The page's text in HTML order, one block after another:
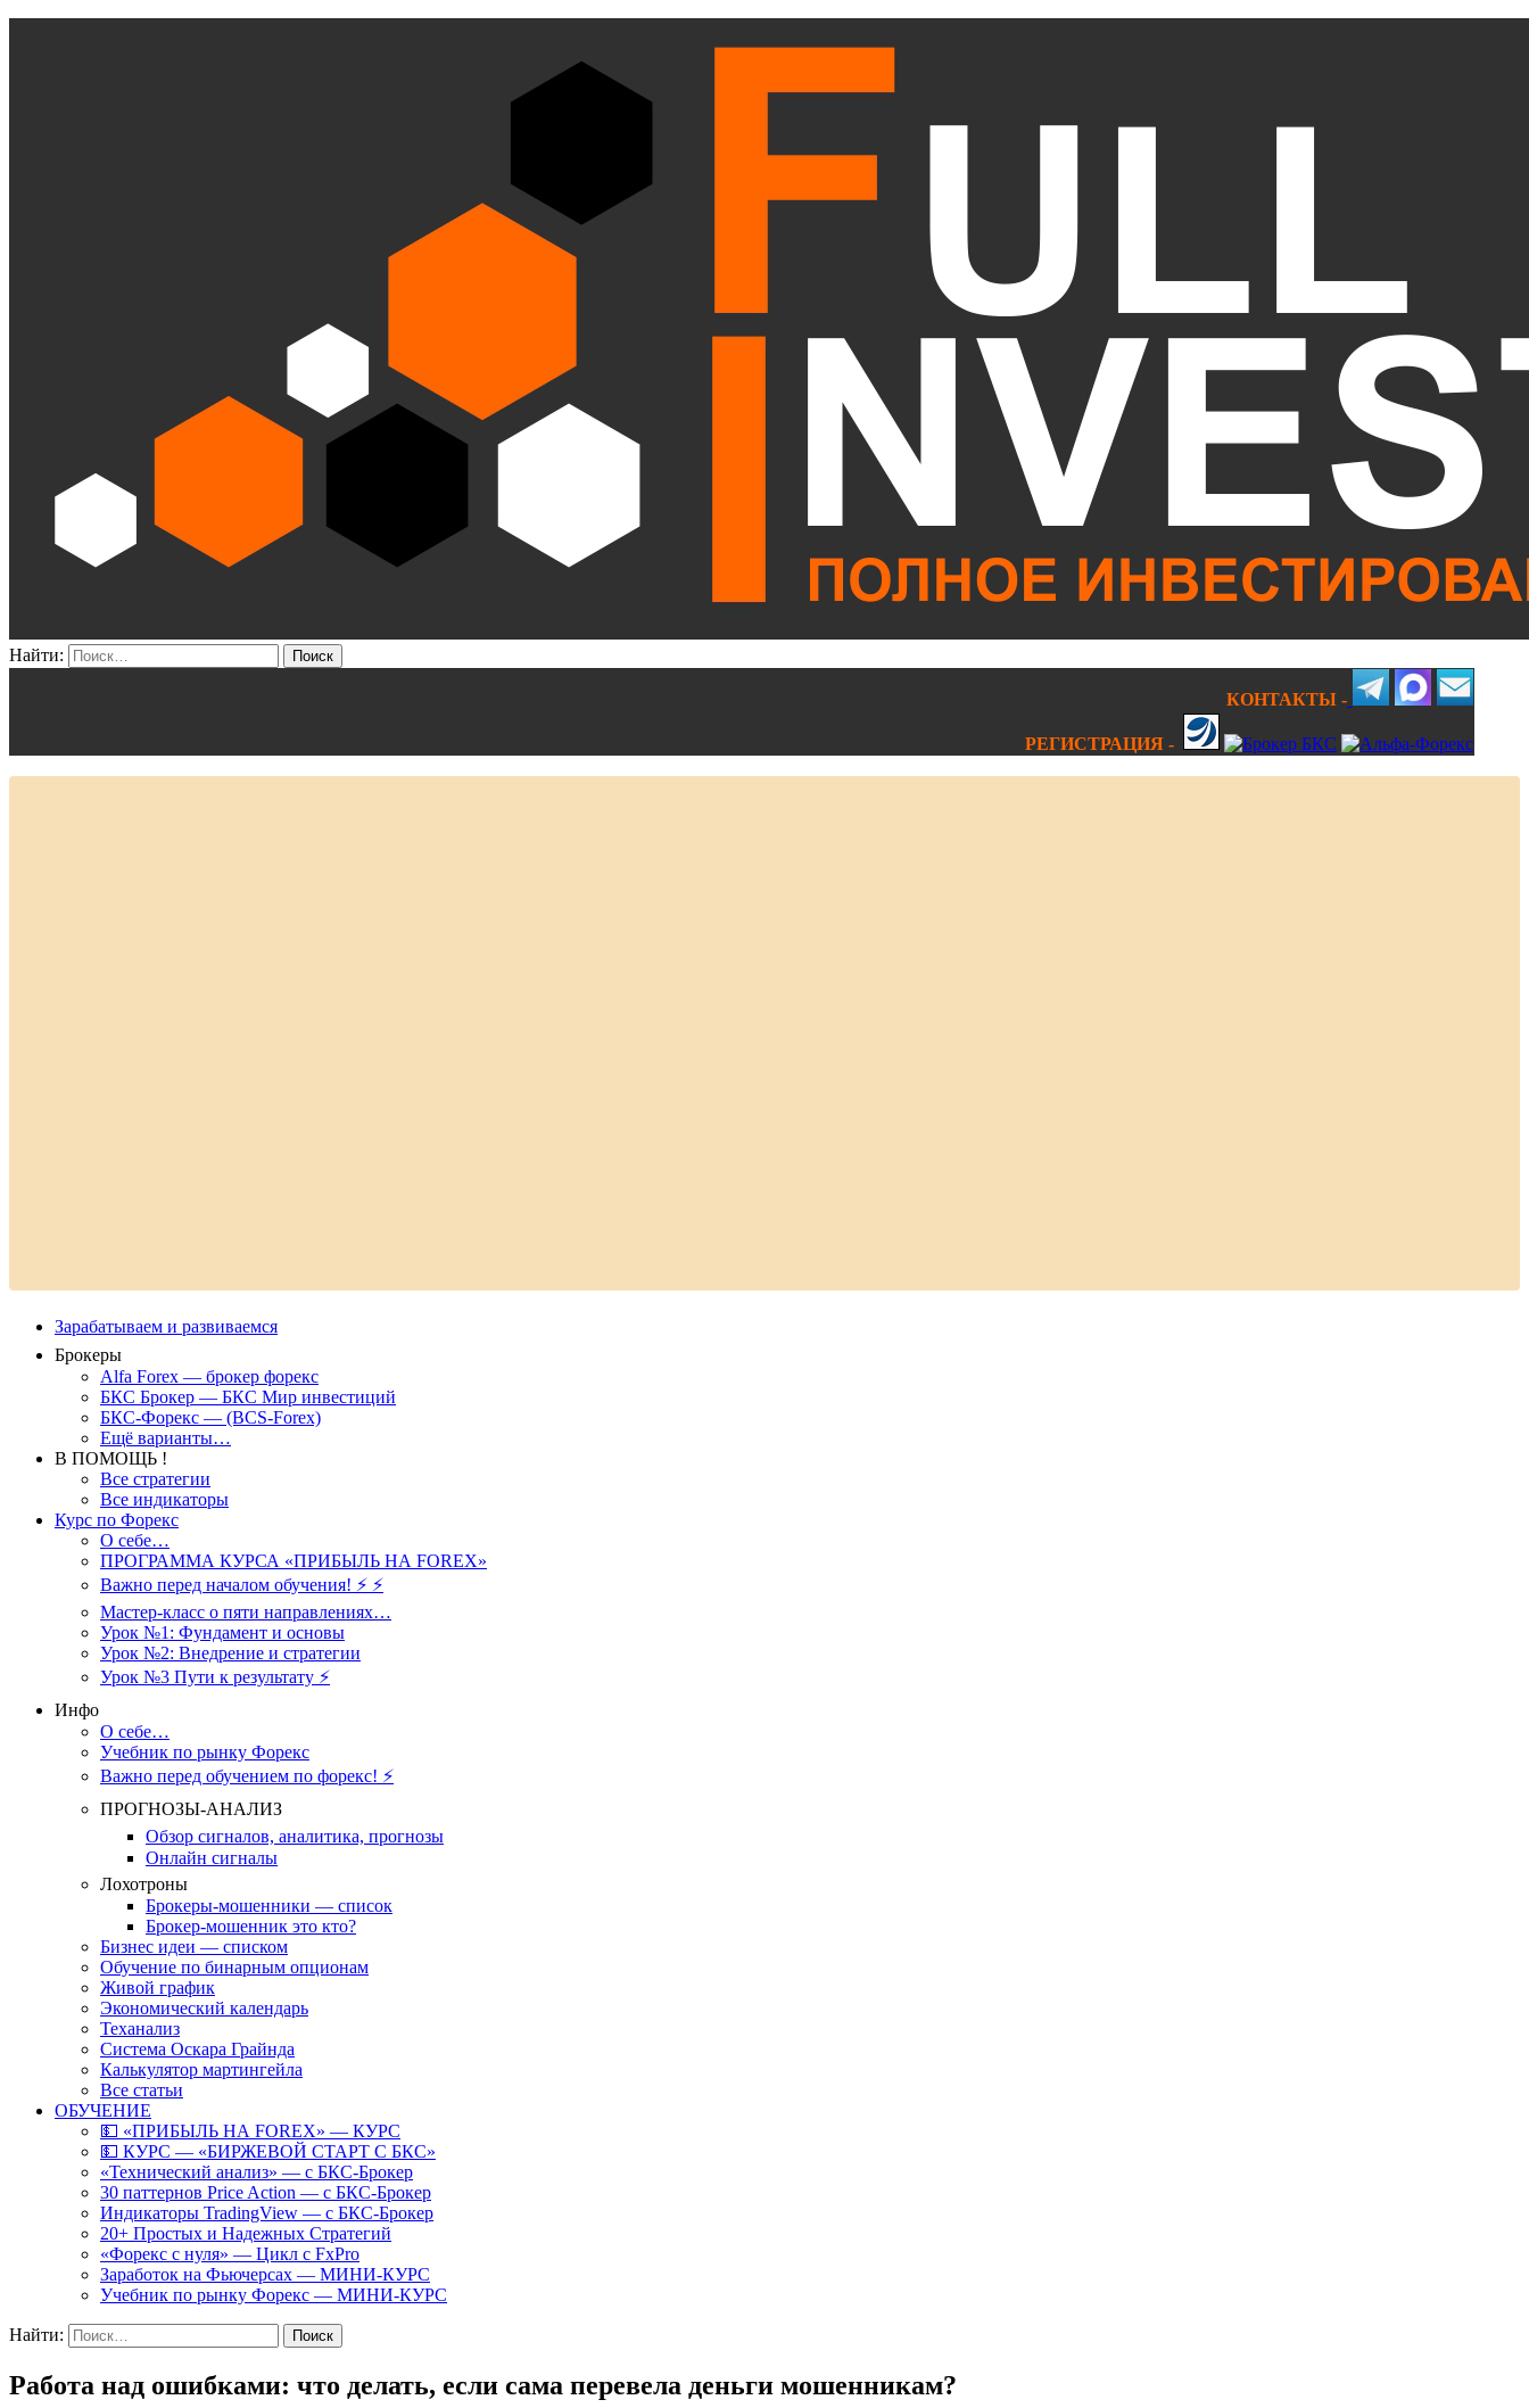
Найти:
КОНТАКТЫ -
РЕГИСТРАЦИЯ -
Зарабатываем и развиваемся
Брокеры
Alfa Forex — брокер форекс
БКС Брокер — БКС Мир инвестиций
БКС-Форекс — (BCS-Forex)
Ещё варианты…
В ПОМОЩЬ !
Все стратегии
Все индикаторы
Курс по Форекс
О себе…
ПРОГРАММА КУРСА «ПРИБЫЛЬ НА FOREX»
Важно перед началом обучения! ⚡ ⚡
Мастер-класс о пяти направлениях…
Урок №1: Фундамент и основы
Урок №2: Внедрение и стратегии
Урок №3 Пути к результату ⚡️
Инфо
О себе…
Учебник по рынку Форекс
Важно перед обучением по форекс! ⚡
ПРОГНОЗЫ-АНАЛИЗ
Обзор сигналов, аналитика, прогнозы
Онлайн сигналы
Лохотроны
Брокеры-мошенники — список
Брокер-мошенник это кто?
Бизнес идеи — списком
Обучение по бинарным опционам
Живой график
Экономический календарь
Теханализ
Система Оскара Грайнда
Калькулятор мартингейла
Все статьи
ОБУЧЕНИЕ
💵 «ПРИБЫЛЬ НА FOREX» — КУРС
💵 КУРС — «БИРЖЕВОЙ СТАРТ С БКС»
«Технический анализ» — с БКС-Брокер
30 паттернов Price Action — с БКС-Брокер
Индикаторы TradingView — с БКС-Брокер
20+ Простых и Надежных Стратегий
«Форекс с нуля» — Цикл с FxPro
Заработок на Фьючерсах — МИНИ-КУРС
Учебник по рынку Форекс — МИНИ-КУРС
Найти:
Работа над ошибками: что делать, если сама перевела деньги мошенникам?